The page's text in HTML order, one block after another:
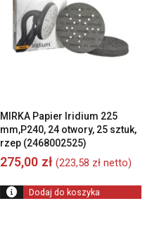
MIRKA Papier Iridium 225
mm,P240, 24 otwory, 25 sztuk,
rzep (2468002525)
275,00 zł (223,58 zł netto)
Dodaj do koszyka